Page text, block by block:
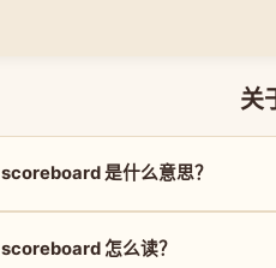
关
scoreboard 是什么意思？
scoreboard 怎么读？